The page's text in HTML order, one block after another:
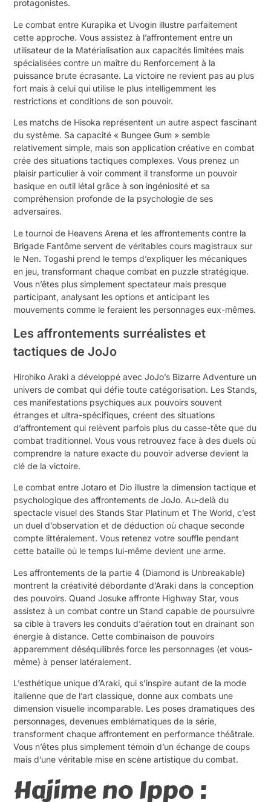
protagonistes.
Le combat entre Kurapika et Uvogin illustre parfaitement
cette approche. Vous assistez à l’affrontement entre un
utilisateur de la Matérialisation aux capacités limitées mais
spécialisées contre un maître du Renforcement à la
puissance brute écrasante. La victoire ne revient pas au plus
fort mais à celui qui utilise le plus intelligemment les
restrictions et conditions de son pouvoir.
Les matchs de Hisoka représentent un autre aspect fascinant
du système. Sa capacité « Bungee Gum » semble
relativement simple, mais son application créative en combat
crée des situations tactiques complexes. Vous prenez un
plaisir particulier à voir comment il transforme un pouvoir
basique en outil létal grâce à son ingéniosité et sa
compréhension profonde de la psychologie de ses
adversaires.
Le tournoi de Heavens Arena et les affrontements contre la
Brigade Fantôme servent de véritables cours magistraux sur
le Nen. Togashi prend le temps d’expliquer les mécaniques
en jeu, transformant chaque combat en puzzle stratégique.
Vous n’êtes plus simplement spectateur mais presque
participant, analysant les options et anticipant les
mouvements comme le feraient les personnages eux-mêmes.
Les affrontements surréalistes et
tactiques de JoJo
Hirohiko Araki a développé avec JoJo’s Bizarre Adventure un
univers de combat qui défie toute catégorisation. Les Stands,
ces manifestations psychiques aux pouvoirs souvent
étranges et ultra-spécifiques, créent des situations
d’affrontement qui relèvent parfois plus du casse-tête que du
combat traditionnel. Vous vous retrouvez face à des duels où
comprendre la nature exacte du pouvoir adverse devient la
clé de la victoire.
Le combat entre Jotaro et Dio illustre la dimension tactique et
psychologique des affrontements de JoJo. Au-delà du
spectacle visuel des Stands Star Platinum et The World, c’est
un duel d’observation et de déduction où chaque seconde
compte littéralement. Vous retenez votre souffle pendant
cette bataille où le temps lui-même devient une arme.
Les affrontements de la partie 4 (Diamond is Unbreakable)
montrent la créativité débordante d’Araki dans la conception
des pouvoirs. Quand Josuke affronte Highway Star, vous
assistez à un combat contre un Stand capable de poursuivre
sa cible à travers les conduits d’aération tout en drainant son
énergie à distance. Cette combinaison de pouvoirs
apparemment déséquilibrés force les personnages (et vous-
même) à penser latéralement.
L’esthétique unique d’Araki, qui s’inspire autant de la mode
italienne que de l’art classique, donne aux combats une
dimension visuelle incomparable. Les poses dramatiques des
personnages, devenues emblématiques de la série,
transforment chaque affrontement en performance théâtrale.
Vous n’êtes plus simplement témoin d’un échange de coups
mais d’une véritable mise en scène artistique du combat.
Hajime no Ippo :